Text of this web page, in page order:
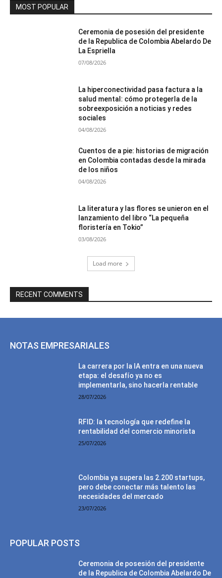
MOST POPULAR
Ceremonia de posesión del presidente
de la Republica de Colombia Abelardo De
La Espriella
07/08/2026
La hiperconectividad pasa factura a la
salud mental: cómo protegerla de la
sobreexposición a noticias y redes
sociales
04/08/2026
Cuentos de a pie: historias de migración
en Colombia contadas desde la mirada
de los niños
04/08/2026
La literatura y las flores se unieron en el
lanzamiento del libro “La pequeña
floristería en Tokio”
03/08/2026
Load more
RECENT COMMENTS
NOTAS EMPRESARIALES
La carrera por la IA entra en una nueva
etapa: el desafío ya no es
implementarla, sino hacerla rentable
28/07/2026
RFID: la tecnología que redefine la
rentabilidad del comercio minorista
25/07/2026
Colombia ya supera las 2.200 startups,
pero debe conectar más talento las
necesidades del mercado
23/07/2026
POPULAR POSTS
Ceremonia de posesión del presidente
de la Republica de Colombia Abelardo De